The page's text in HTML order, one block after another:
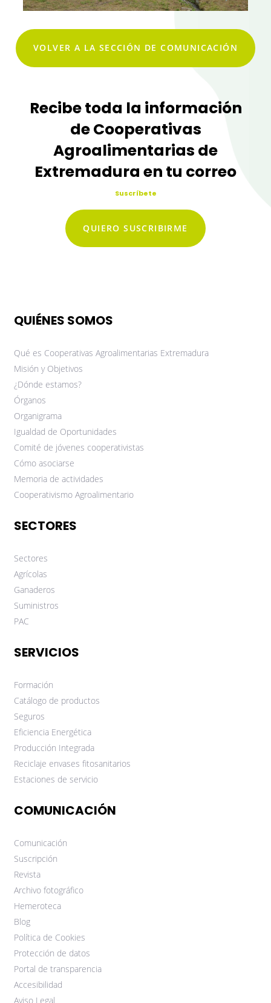
VOLVER A LA SECCIÓN DE COMUNICACIÓN
Recibe toda la información
de Cooperativas
Agroalimentarias de
Extremadura en tu correo
Suscríbete
QUIERO SUSCRIBIRME
QUIÉNES SOMOS
Qué es Cooperativas Agroalimentarias Extremadura
Misión y Objetivos
¿Dónde estamos?
Órganos
Organigrama
Igualdad de Oportunidades
Comité de jóvenes cooperativistas
Cómo asociarse
Memoria de actividades
Cooperativismo Agroalimentario
SECTORES
Sectores
Agrícolas
Ganaderos
Suministros
PAC
SERVICIOS
Formación
Catálogo de productos
Seguros
Eficiencia Energética
Producción Integrada
Reciclaje envases fitosanitarios
Estaciones de servicio
COMUNICACIÓN
Comunicación
Suscripción
Revista
Archivo fotográfico
Hemeroteca
Blog
Política de Cookies
Protección de datos
Portal de transparencia
Accesibilidad
Aviso Legal